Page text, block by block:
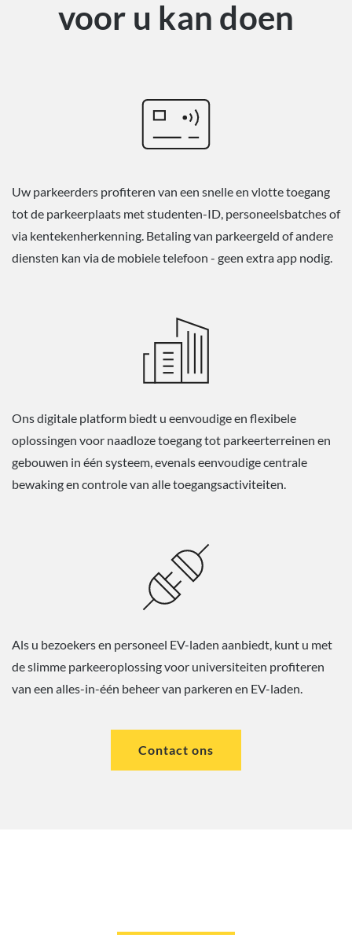
voor u kan doen
Uw parkeerders profiteren van een snelle en vlotte toegang
tot de parkeerplaats met studenten-ID, personeelsbatches of
via kentekenherkenning. Betaling van parkeergeld of andere
diensten kan via de mobiele telefoon - geen extra app nodig.
Ons digitale platform biedt u eenvoudige en flexibele
oplossingen voor naadloze toegang tot parkeerterreinen en
gebouwen in één systeem, evenals eenvoudige centrale
bewaking en controle van alle toegangsactiviteiten.
Als u bezoekers en personeel EV-laden aanbiedt, kunt u met
de slimme parkeeroplossing voor universiteiten profiteren
van een alles-in-één beheer van parkeren en EV-laden.
Contact ons